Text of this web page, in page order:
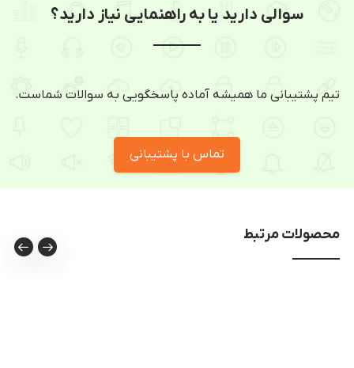
سوالی دارید یا به راهنمایی نیاز دارید؟
تیم پشتیبانی ما همیشه آماده پاسخگویی به سوالات شماست.
تماس با پشتیبانی
محصولات مرتبط